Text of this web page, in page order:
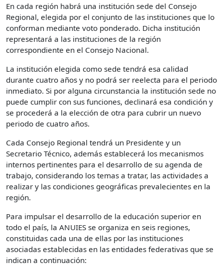
En cada región habrá una institución sede del Consejo
Regional, elegida por el conjunto de las instituciones que lo
conforman mediante voto ponderado. Dicha institución
representará a las instituciones de la región
correspondiente en el Consejo Nacional.
La institución elegida como sede tendrá esa calidad
durante cuatro años y no podrá ser reelecta para el periodo
inmediato. Si por alguna circunstancia la institución sede no
puede cumplir con sus funciones, declinará esa condición y
se procederá a la elección de otra para cubrir un nuevo
periodo de cuatro años.
Cada Consejo Regional tendrá un Presidente y un
Secretario Técnico, además establecerá los mecanismos
internos pertinentes para el desarrollo de su agenda de
trabajo, considerando los temas a tratar, las actividades a
realizar y las condiciones geográficas prevalecientes en la
región.
Para impulsar el desarrollo de la educación superior en
todo el país, la ANUIES se organiza en seis regiones,
constituidas cada una de ellas por las instituciones
asociadas establecidas en las entidades federativas que se
indican a continuación: